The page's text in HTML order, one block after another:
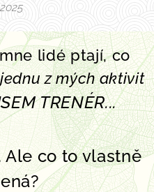
lidé ptají, co
z mých aktivit
TRENÉR...
Ale co to vlastně